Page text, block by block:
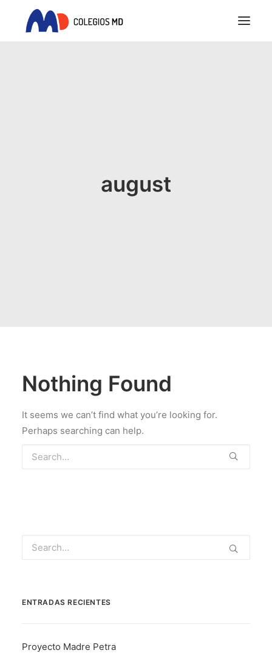
august
Nothing Found
It seems we can’t find what you’re looking for.
Perhaps searching can help.
ENTRADAS RECIENTES
Proyecto Madre Petra